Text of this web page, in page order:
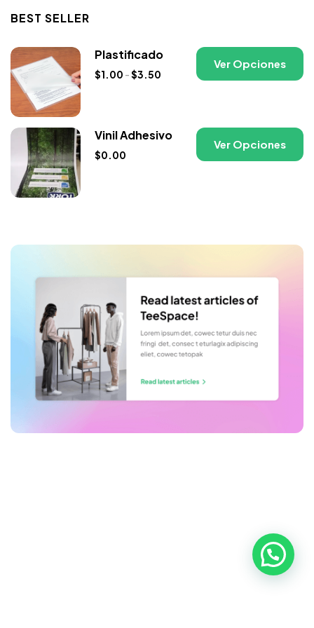
BEST SELLER
Plastificado
$1.00 -$3.50
Ver Opciones
Vinil Adhesivo
$0.00
Ver Opciones